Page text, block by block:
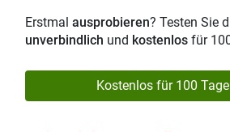
Erstmal ausprobieren? Testen Sie
unverbindlich und kostenlos für
Kostenlos für 100